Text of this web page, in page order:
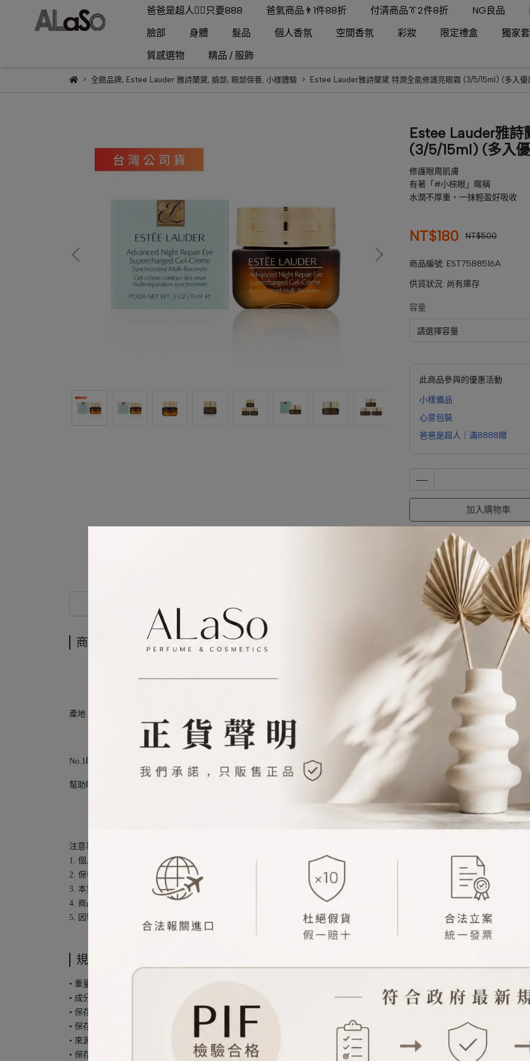
爸爸是超人🦸‍♂️只要888 爸氣商品👨1件88折 付清商品👔2件8折 NG良品
臉部
身體 髮品 個人香氛 空間香氛 彩妝 限定禮盒
獨家
質感選物
精品 / 服飾
全館品牌, Estee Lauder 雅詩蘭黛, 臉部, 眼部保養, 小樣體驗 Estee Lauder雅詩蘭黛 特潤全能修護亮眼霜 (3/5/15ml) (多入優
Estee Lauder雅詩
(3/5/15ml) (多入
修護眼周肌膚
有著「#小棕眼」暱稱
水潤不厚重，一抹輕盈好吸收
NT$180 NT$500
商品編號: EST7588516A
供貨狀況: 尚有庫存
容量
此商品參與的優惠活動
小樣備品
心意包裝
爸爸是超人｜滿8888贈
加入購物車
加入最愛
已銷售: 187 件
此商品 「 最高 」可以折抵紅利
商品介紹
圖片來源︰Estee Lauder
產地︰美國
No.1眼周修護專家！全新升級！特潤全能修護亮眼霜「小棕眼」
幫助眼周肌膚長效保濕、明亮，全方位修護眼部，打造精神電力飽滿的明亮雙眼!
注意事項︰
1. 個人膚質、髮質對於商品的適應程度不同，若有過敏或不適請停止使用並尋求專業醫療協助。使用成效僅供參考，實際效果
2. 保養品/香水/化妝品/美髮/美體本身為消耗品，拆封後恕無法辦理退換貨。(新品瑕疵除外，請提供開箱影片存證)
3. 本賣場內商品皆為國外免稅店及商店合法報關進口，保證正貨，且以優惠價格回饋給消費者，部分商品保留專櫃出品原貌(
4. 商品包裝無論字型大小、字體粗細、瓶身顏色、印刷方式等，皆會因為商品批號、出產時間、製作國家而有所不同，屬正
5. 因電腦螢幕設定及個人觀感之差異，本賣場之商品圖片僅供參考，以收到實際商品為準，請見諒。
規格說明
• 重量或容量︰3/5/15ml
• 成分︰標示於外盒或產品上
• 保存方法︰標示於外盒或產品上
• 保存期限︰3年
• 來源︰合法報關進口 / 台灣公司貨
• 保存方法：請置於陰涼處，請勿直接陽光照射，以免變質